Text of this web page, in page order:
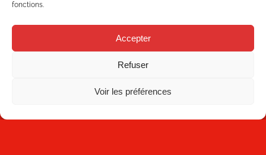
fonctions.
Accepter
Refuser
Voir les préférences
NEWSLETTER